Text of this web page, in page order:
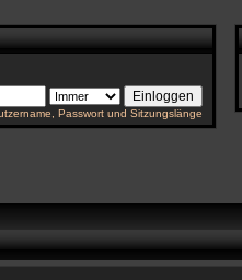
Passwort und Sitzungslänge